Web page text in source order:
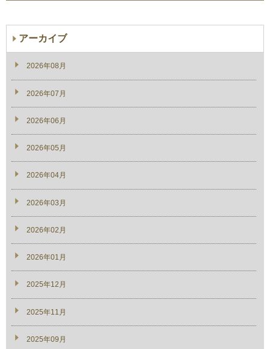
アーカイブ
2026年08月
2026年07月
2026年06月
2026年05月
2026年04月
2026年03月
2026年02月
2026年01月
2025年12月
2025年11月
2025年09月